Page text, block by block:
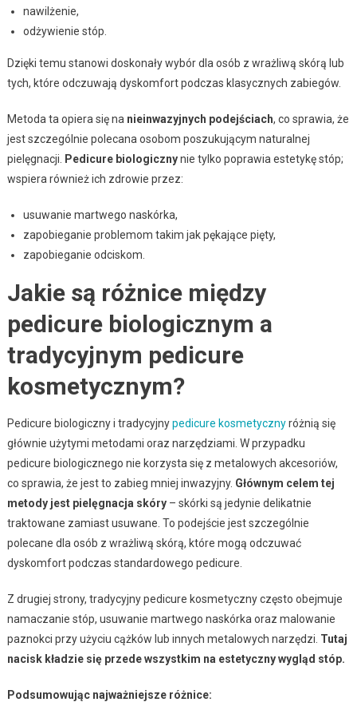
nawilżenie,
odżywienie stóp.
Dzięki temu stanowi doskonały wybór dla osób z wrażliwą skórą lub
tych, które odczuwają dyskomfort podczas klasycznych zabiegów.
Metoda ta opiera się na nieinwazyjnych podejściach, co sprawia, że
jest szczególnie polecana osobom poszukującym naturalnej
pielęgnacji.
Pedicure biologicznynie tylko poprawia estetykę stóp;
wspiera również ich zdrowie przez:
usuwanie martwego naskórka,
zapobieganie problemom takim jak pękające pięty,
zapobieganie odciskom.
Jakie są różnice między
pedicure biologicznym a
tradycyjnym pedicure
kosmetycznym?
Pedicure biologiczny i tradycyjnypedicure kosmetycznyróżnią się
głównie użytymi metodami oraz narzędziami. W przypadku
pedicure biologicznego nie korzysta się z metalowych akcesoriów,
co sprawia, że jest to zabieg mniej inwazyjny. Głównym celem tej
metody jest pielęgnacja skóry– skórki są jedynie delikatnie
traktowane zamiast usuwane. To podejście jest szczególnie
polecane dla osób z wrażliwą skórą, które mogą odczuwać
dyskomfort podczas standardowego pedicure.
Z drugiej strony, tradycyjny pedicure kosmetyczny często obejmuje
namaczanie stóp, usuwanie martwego naskórka oraz malowanie
paznokci przy użyciu cążków lub innych metalowych narzędzi. Tutaj
nacisk kładzie się przede wszystkim na estetyczny wygląd stóp.
Podsumowując najważniejsze różnice: